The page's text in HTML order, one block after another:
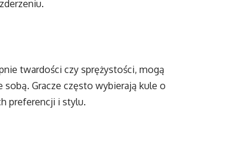
twardości czy sprężystości, mogą
sobą. Gracze często wybierają kule o
preferencji i stylu.